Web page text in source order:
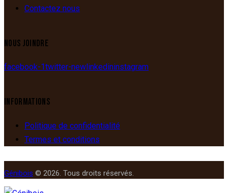
Contactez nous
NOUS JOINDRE
facebook-1twitter-new linkedininstagram
INFORMATIONS
Politique de confidentialité
Termes et conditions
Génibois © 2026. Tous droits réservés.